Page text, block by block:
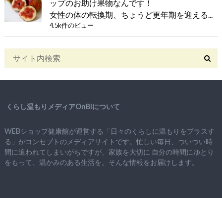
ップのお助け果物なんです！
女性の体の転換期、ちょうど更年期を迎える...
4.5k件のビュー
くらし温もりメディアOnBiについて
WEBショップ健康館が運営する「日々のくらしに温もりをプラスす
る」がコンセプトのメディアサイトです。忙しい毎日、ついつい時
間に追われてしまいがちですが、 家族を大切に 自分の時間にゆとり
をもって、 温かみのある生活を。そんな情報をお届けします。